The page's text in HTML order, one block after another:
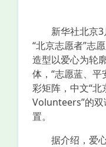
新华社北京3
“北京志愿者”志
造型以爱心为轮
体，“志愿蓝、
彩矩阵，中文“北
Volunteers”的双
置。
据介绍，爱心